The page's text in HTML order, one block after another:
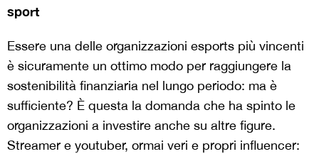
sport
Essere una delle organizzazioni esports più vincenti
è sicuramente un ottimo modo per raggiungere la
sostenibilità finanziaria nel lungo periodo: ma è
sufficiente? È questa la domanda che ha spinto le
organizzazioni a investire anche su altre figure.
Streamer e youtuber, ormai veri e propri influencer: